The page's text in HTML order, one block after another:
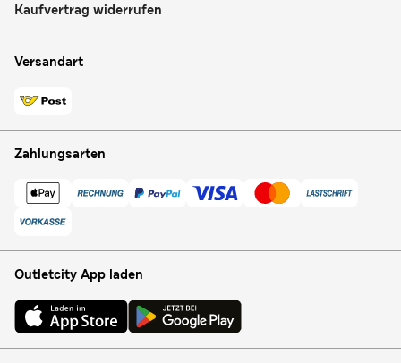
Kaufvertrag widerrufen
Versandart
Zahlungsarten
Outletcity App laden